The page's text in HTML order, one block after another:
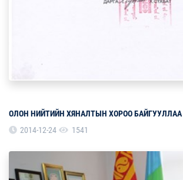
ОЛОН НИЙТИЙН ХЯНАЛТЫН ХОРОО БАЙГУУЛЛАА
2014-12-24
1541